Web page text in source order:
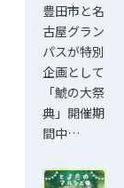
豊田市と名
古屋グラン
パスが特別
企画として
「鯱の大祭
典」開催期
間中…